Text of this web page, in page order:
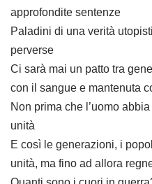
approfondite sentenze
Paladini di una verità
perverse
Ci sarà mai un patto tra
con il sangue e mantenuta
Non prima che l’uomo
unità
E così le generazioni, i
unità, ma fino ad allora